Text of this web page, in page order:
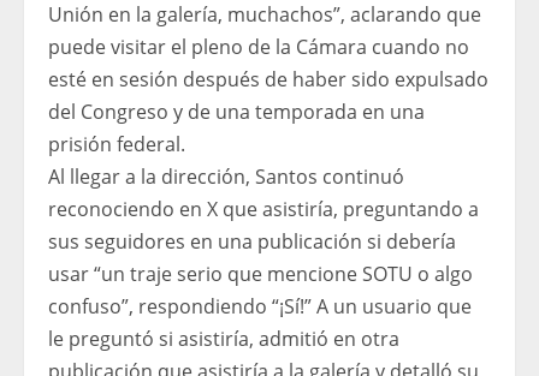
Unión en la galería, muchachos”, aclarando que
puede visitar el pleno de la Cámara cuando no
esté en sesión después de haber sido expulsado
del Congreso y de una temporada en una
prisión federal.
Al llegar a la dirección, Santos continuó
reconociendo en X que asistiría, preguntando a
sus seguidores en una publicación si debería
usar “un traje serio que mencione SOTU o algo
confuso”, respondiendo “¡Sí!” A un usuario que
le preguntó si asistiría, admitió en otra